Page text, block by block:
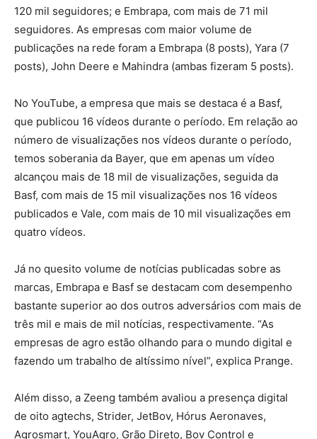
120 mil seguidores; e Embrapa, com mais de 71 mil
seguidores. As empresas com maior volume de
publicações na rede foram a Embrapa (8 posts), Yara (7
posts), John Deere e Mahindra (ambas fizeram 5 posts).
No YouTube, a empresa que mais se destaca é a Basf,
que publicou 16 vídeos durante o período. Em relação ao
número de visualizações nos vídeos durante o período,
temos soberania da Bayer, que em apenas um vídeo
alcançou mais de 18 mil de visualizações, seguida da
Basf, com mais de 15 mil visualizações nos 16 vídeos
publicados e Vale, com mais de 10 mil visualizações em
quatro vídeos.
Já no quesito volume de notícias publicadas sobre as
marcas, Embrapa e Basf se destacam com desempenho
bastante superior ao dos outros adversários com mais de
três mil e mais de mil notícias, respectivamente. “As
empresas de agro estão olhando para o mundo digital e
fazendo um trabalho de altíssimo nível”, explica Prange.
Além disso, a Zeeng também avaliou a presença digital
de oito agtechs, Strider, JetBov, Hórus Aeronaves,
Agrosmart, YouAgro, Grão Direto, Bov Control e